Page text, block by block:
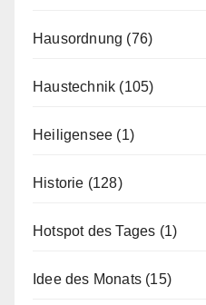
Hausordnung (76)
Haustechnik (105)
Heiligensee (1)
Historie (128)
Hotspot des Tages (1)
Idee des Monats (15)